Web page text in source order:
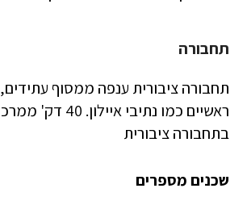
תחבורה
תחבורה ציבורית ענפה ממסוף
ראשיים כמו נתיבי
בתחבורה ציבורית
שכנים מספרים